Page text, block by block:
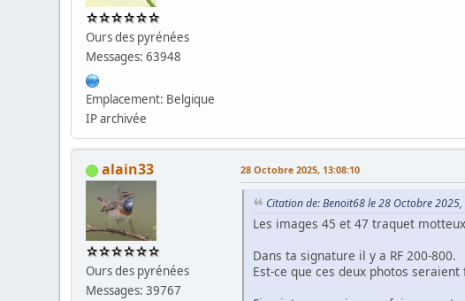
Ours des pyrénées
Messages: 63948
Emplacement: Belgique
IP archivée
alain33
Ours des pyrénées
Messages: 39767
28 Octobre 2025, 13:08:10
Citation de: Benoit68 le 28 Octobre
Les images 45 et 47 traquet
Dans ta signature il y a RF 200-800.
Est-ce que ces deux photos seraient